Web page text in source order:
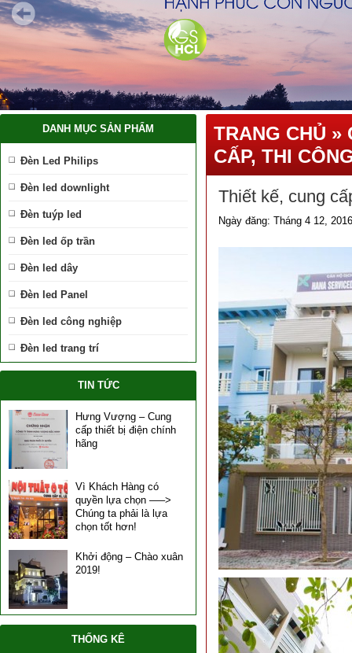
DANH MỤC SẢN PHẨM
Đèn Led Philips
Đèn led downlight
Đèn tuýp led
Đèn led ốp trần
Đèn led dây
Đèn led Panel
Đèn led công nghiệp
Đèn led trang trí
TIN TỨC
Hưng Vượng – Cung
cấp thiết bị điện chính
hãng
Vì Khách Hàng có
quyền lựa chọn —–>
Chúng ta phải là lựa
chọn tốt hơn!
Khởi động – Chào xuân
2019!
THỐNG KÊ
TRANG CHỦ »
CẤP, THI
Thiết kế, cung
Ngày đăng: Tháng 4 12, 2016